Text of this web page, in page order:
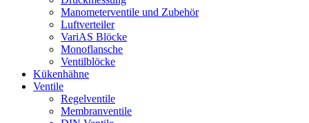
Manometerventile und Zubehör
Luftverteiler
VariAS Blöcke
Monoflansche
Ventilblöcke
Kükenhähne
Ventile
Regelventile
Membranventile